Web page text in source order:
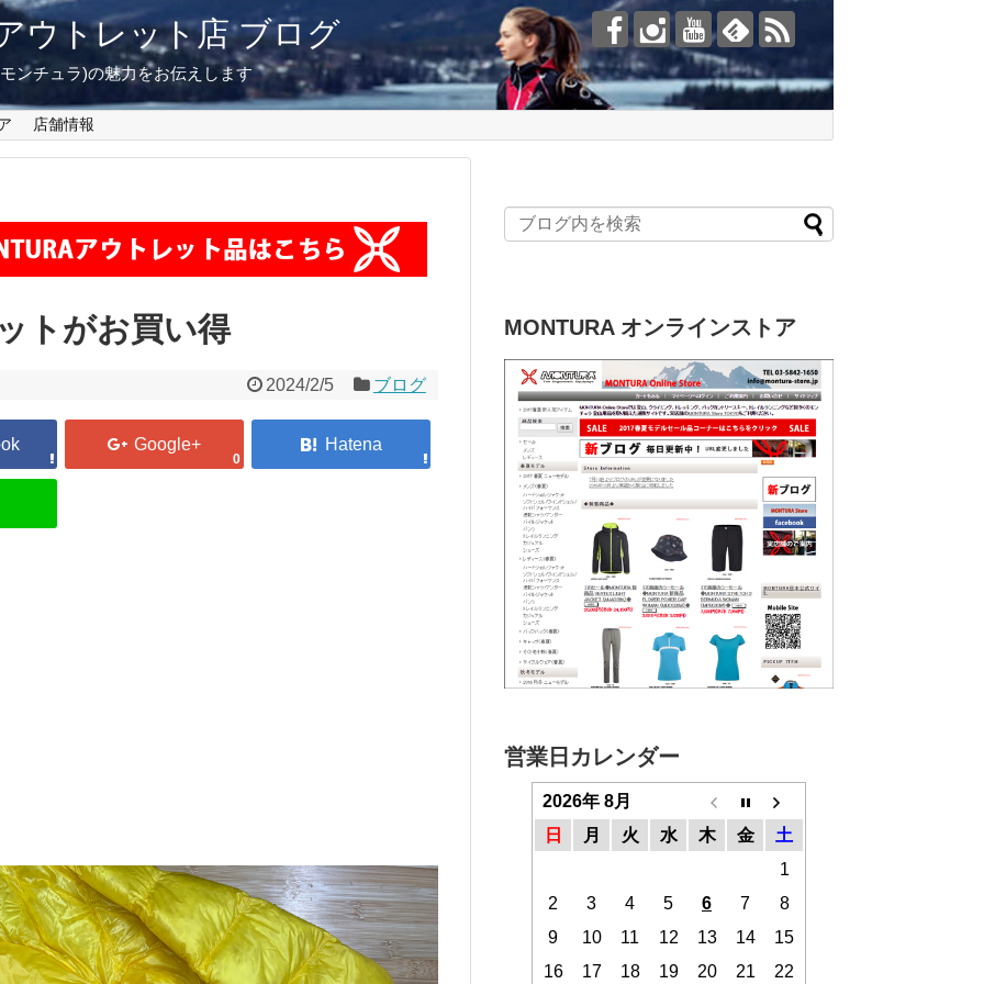
ウトレット店 ブログ
ンチュラ)の魅力をお伝えします
店舗情報
トがお買い得
2024/2/5 ブログ
0
MONTURA オンラインストア
営業日カレンダー
2026年 8月
日
月 火 水 木 金
土
1
2
3 4 5 6 7
8
9
10 11 12 13 14
15
16
17 18 19 20 21 22